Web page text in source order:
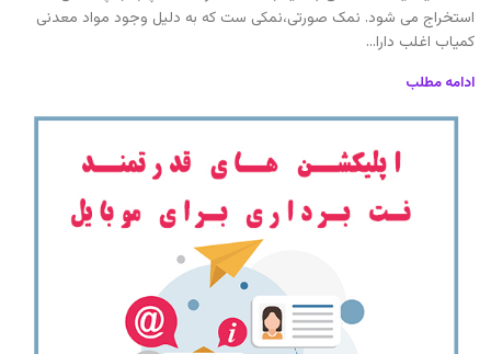
استخراج می شود. نمک صورتی،نمکی ست که به دلیل وجود مواد معدنی
کمیاب اغلب دارا...
ادامه مطلب